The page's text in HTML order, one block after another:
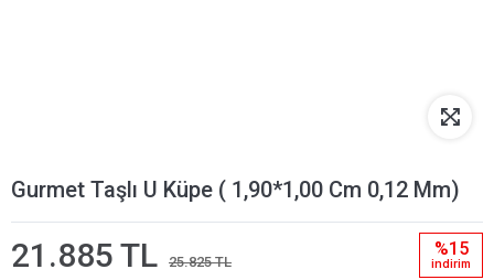
Gurmet Taşlı U Küpe ( 1,90*1,00 Cm 0,12 Mm)
21.885 TL 25.825 TL
%15
i̇ndi̇ri̇m